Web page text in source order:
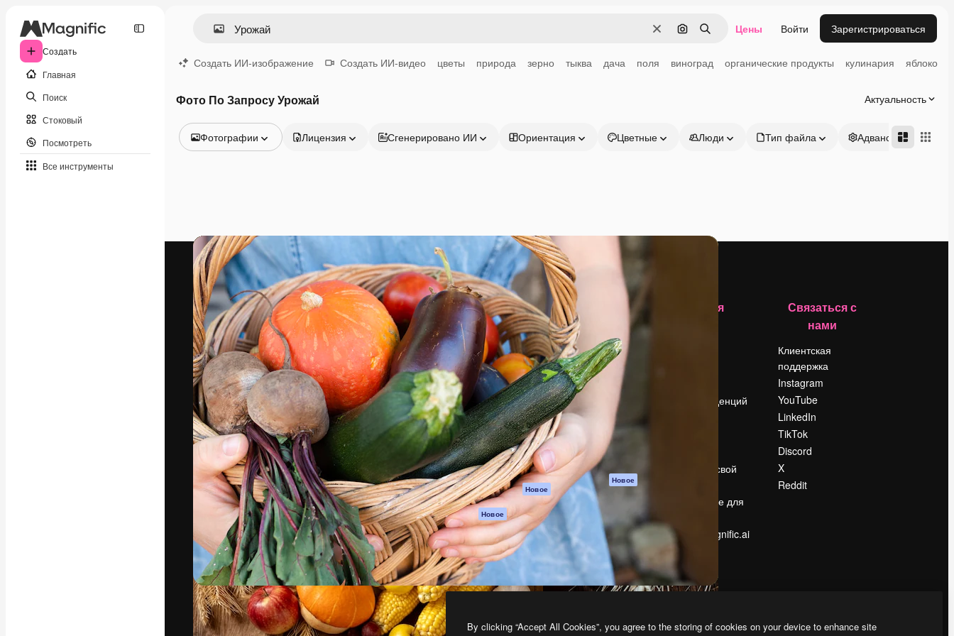
Создать
Главная
Поиск
Стоковый
Посмотреть
Все инструменты
ОчиститьПоиск по изображению
Поиск Цены Войти Зарегистрироваться
Создать ИИ-изображение Создать ИИ-видео цветы природа зерно тыква дача поля виноград органические продукты кулинария яблоко
Фото По Запросу Урожай Актуальность
Фотографии
Видео
Видеоролик
Моушн-дизайн
Видеошаблоны
Иконки
3D-модели
Шрифты
Лицензия Сгенерировано ИИ Ориентация Цветные Люди Тип файла Адвансд
Креативная платформа для создания
ваших лучших работ. Более 1 миллиона
подписчиков среди креаторов,
предприятий, агентств и студий.
Pусский
Продукция
Spaces
ИИ-помощник
Генератор
изображений ИИ
Генератор видео
ИИ
Генератор голоса
на основе ИИ
Стоковый контент
MCP для
Claude/ChatGPT
Новое
Агенты Новое
API
Мобильное
приложение
Все инструменты
Magnific
Начать
Academy
Документация по
Пакету ИИ
Служба
поддержки
Условия и
положения
Политика
конфиденциальности
Оригиналы Новое
Политика файлов
cookie
Центр доверия
Партнеры
Предприятие
Компания
Поиск тенденций
Продайте свой
Помещение для
Ищете magnific.ai
Связаться с
нами
Клиентская
поддержка
Instagram
YouTube
LinkedIn
TikTok
Discord
X
Reddit
By clicking “Accept All Cookies”, you agree to the storing of cookies on your device to enhance site